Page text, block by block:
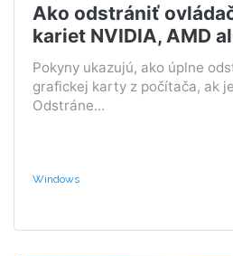
Ako odstrániť
kariet NVIDIA, AMD
Pokyny ukazujú, ako úplne
grafickej karty z počítača, ak
Odstráne...
Windows